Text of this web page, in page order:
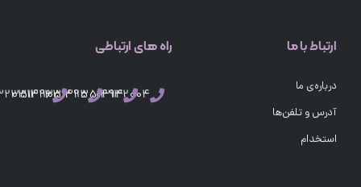
ارتباط با ما
درباره‌ی ما
آدرس و تلفن‌ها
استخدام
راه های ارتباطی
03132004
03132351494
03132351495
03132351496